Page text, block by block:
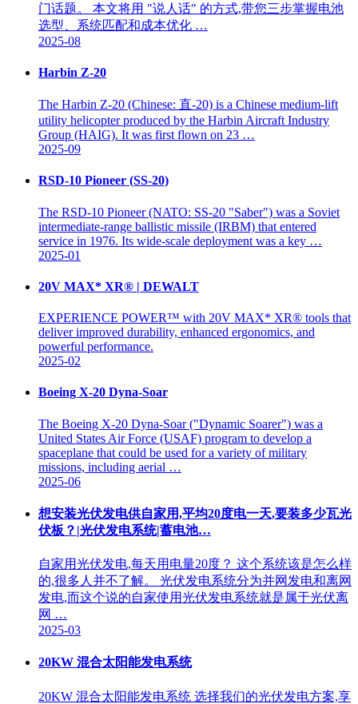
门话题。 本文将用 "说人话" 的方式,带您三步掌握电池
选型、系统匹配和成本优化 …
2025-08
Harbin Z-20
The Harbin Z-20 (Chinese: 直-20) is a Chinese medium-lift
utility helicopter produced by the Harbin Aircraft Industry
Group (HAIG). It was first flown on 23 …
2025-09
RSD-10 Pioneer (SS-20)
The RSD-10 Pioneer (NATO: SS-20 "Saber") was a Soviet
intermediate-range ballistic missile (IRBM) that entered
service in 1976. Its wide-scale deployment was a key …
2025-01
20V MAX* XR® | DEWALT
EXPERIENCE POWER™ with 20V MAX* XR® tools that
deliver improved durability, enhanced ergonomics, and
powerful performance.
2025-02
Boeing X-20 Dyna-Soar
The Boeing X-20 Dyna-Soar ("Dynamic Soarer") was a
United States Air Force (USAF) program to develop a
spaceplane that could be used for a variety of military
missions, including aerial …
2025-06
想安装光伏发电供自家用,平均20度电一天,要装多少瓦光
伏板？|光伏发电系统|蓄电池…
自家用光伏发电,每天用电量20度？ 这个系统该是怎么样
的,很多人并不了解。 光伏发电系统分为并网发电和离网
发电,而这个说的自家使用光伏发电系统就是属于光伏离
网 …
2025-03
20KW 混合太阳能发电系统
20KW 混合太阳能发电系统 选择我们的光伏发电方案,享